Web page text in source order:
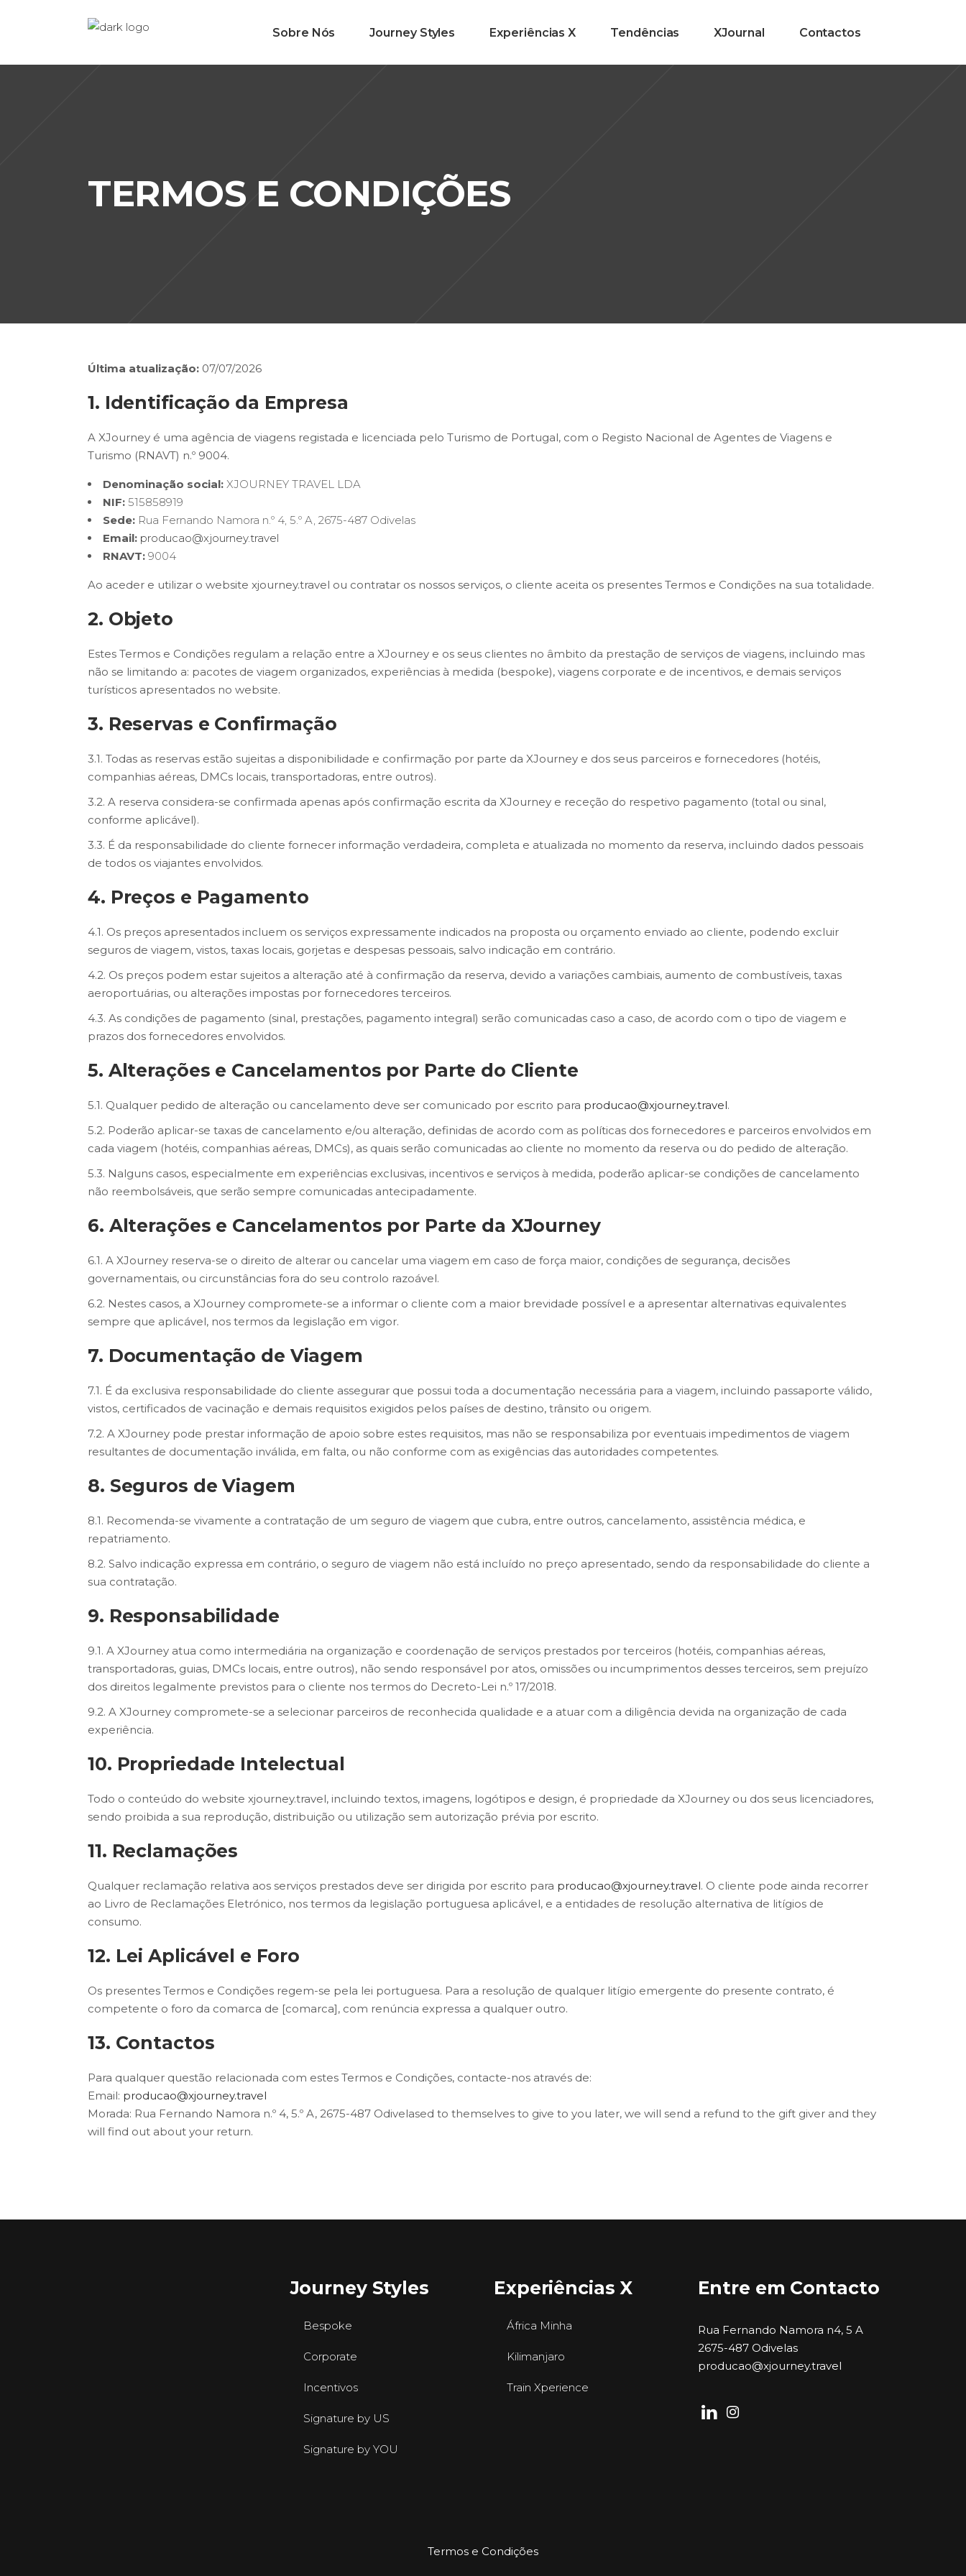
Sobre Nós Journey Styles Experiências X Tendências XJournal Contactos
TERMOS E CONDIÇÕES
Última atualização: 07/07/2026
1. Identificação da Empresa
A XJourney é uma agência de viagens registada e licenciada pelo Turismo de Portugal, com o Registo Nacional de Agentes de Viagens e
Turismo (RNAVT) n.º 9004.
Denominação social: XJOURNEY TRAVEL LDA
NIF: 515858919
Sede: Rua Fernando Namora n.º 4, 5.º A, 2675-487 Odivelas
Email: producao@xjourney.travel
RNAVT: 9004
Ao aceder e utilizar o website xjourney.travel ou contratar os nossos serviços, o cliente aceita os presentes Termos e Condições na sua totalidade.
2. Objeto
Estes Termos e Condições regulam a relação entre a XJourney e os seus clientes no âmbito da prestação de serviços de viagens, incluindo mas
não se limitando a: pacotes de viagem organizados, experiências à medida (bespoke), viagens corporate e de incentivos, e demais serviços
turísticos apresentados no website.
3. Reservas e Confirmação
3.1. Todas as reservas estão sujeitas a disponibilidade e confirmação por parte da XJourney e dos seus parceiros e fornecedores (hotéis,
companhias aéreas, DMCs locais, transportadoras, entre outros).
3.2. A reserva considera-se confirmada apenas após confirmação escrita da XJourney e receção do respetivo pagamento (total ou sinal,
conforme aplicável).
3.3. É da responsabilidade do cliente fornecer informação verdadeira, completa e atualizada no momento da reserva, incluindo dados pessoais
de todos os viajantes envolvidos.
4. Preços e Pagamento
4.1. Os preços apresentados incluem os serviços expressamente indicados na proposta ou orçamento enviado ao cliente, podendo excluir
seguros de viagem, vistos, taxas locais, gorjetas e despesas pessoais, salvo indicação em contrário.
4.2. Os preços podem estar sujeitos a alteração até à confirmação da reserva, devido a variações cambiais, aumento de combustíveis, taxas
aeroportuárias, ou alterações impostas por fornecedores terceiros.
4.3. As condições de pagamento (sinal, prestações, pagamento integral) serão comunicadas caso a caso, de acordo com o tipo de viagem e
prazos dos fornecedores envolvidos.
5. Alterações e Cancelamentos por Parte do Cliente
5.1. Qualquer pedido de alteração ou cancelamento deve ser comunicado por escrito para producao@xjourney.travel.
5.2. Poderão aplicar-se taxas de cancelamento e/ou alteração, definidas de acordo com as políticas dos fornecedores e parceiros envolvidos em
cada viagem (hotéis, companhias aéreas, DMCs), as quais serão comunicadas ao cliente no momento da reserva ou do pedido de alteração.
5.3. Nalguns casos, especialmente em experiências exclusivas, incentivos e serviços à medida, poderão aplicar-se condições de cancelamento
não reembolsáveis, que serão sempre comunicadas antecipadamente.
6. Alterações e Cancelamentos por Parte da XJourney
6.1. A XJourney reserva-se o direito de alterar ou cancelar uma viagem em caso de força maior, condições de segurança, decisões
governamentais, ou circunstâncias fora do seu controlo razoável.
6.2. Nestes casos, a XJourney compromete-se a informar o cliente com a maior brevidade possível e a apresentar alternativas equivalentes
sempre que aplicável, nos termos da legislação em vigor.
7. Documentação de Viagem
7.1. É da exclusiva responsabilidade do cliente assegurar que possui toda a documentação necessária para a viagem, incluindo passaporte válido,
vistos, certificados de vacinação e demais requisitos exigidos pelos países de destino, trânsito ou origem.
7.2. A XJourney pode prestar informação de apoio sobre estes requisitos, mas não se responsabiliza por eventuais impedimentos de viagem
resultantes de documentação inválida, em falta, ou não conforme com as exigências das autoridades competentes.
8. Seguros de Viagem
8.1. Recomenda-se vivamente a contratação de um seguro de viagem que cubra, entre outros, cancelamento, assistência médica, e
repatriamento.
8.2. Salvo indicação expressa em contrário, o seguro de viagem não está incluído no preço apresentado, sendo da responsabilidade do cliente a
sua contratação.
9. Responsabilidade
9.1. A XJourney atua como intermediária na organização e coordenação de serviços prestados por terceiros (hotéis, companhias aéreas,
transportadoras, guias, DMCs locais, entre outros), não sendo responsável por atos, omissões ou incumprimentos desses terceiros, sem prejuízo
dos direitos legalmente previstos para o cliente nos termos do Decreto-Lei n.º 17/2018.
9.2. A XJourney compromete-se a selecionar parceiros de reconhecida qualidade e a atuar com a diligência devida na organização de cada
experiência.
10. Propriedade Intelectual
Todo o conteúdo do website xjourney.travel, incluindo textos, imagens, logótipos e design, é propriedade da XJourney ou dos seus licenciadores,
sendo proibida a sua reprodução, distribuição ou utilização sem autorização prévia por escrito.
11. Reclamações
Qualquer reclamação relativa aos serviços prestados deve ser dirigida por escrito para producao@xjourney.travel. O cliente pode ainda recorrer
ao Livro de Reclamações Eletrónico, nos termos da legislação portuguesa aplicável, e a entidades de resolução alternativa de litígios de
consumo.
12. Lei Aplicável e Foro
Os presentes Termos e Condições regem-se pela lei portuguesa. Para a resolução de qualquer litígio emergente do presente contrato, é
competente o foro da comarca de [comarca], com renúncia expressa a qualquer outro.
13. Contactos
Para qualquer questão relacionada com estes Termos e Condições, contacte-nos através de:
Email: producao@xjourney.travel
Morada: Rua Fernando Namora n.º 4, 5.º A, 2675-487 Odivelased to themselves to give to you later, we will send a refund to the gift giver and they
will find out about your return.
Journey Styles
Bespoke
Corporate
Incentivos
Signature by US
Signature by YOU
Experiências X
África Minha
Kilimanjaro
Train Xperience
Entre em Contacto
Rua Fernando Namora n4, 5 A
2675-487 Odivelas
producao@xjourney.travel
Termos e Condições